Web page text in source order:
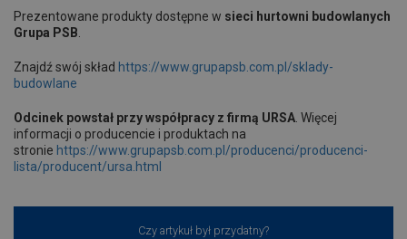
Prezentowane produkty dostępne w sieci hurtowni budowlanych
Grupa PSB
Znajdź swój skład https://www.grupapsb.com.pl/sklady-
budowlane
Odcinek powstał przy współpracy z firmą URSA . Więcej
informacji o producencie i produktach na
stronie https://www.grupapsb.com.pl/producenci/producenci-
lista/producent/ursa.html
Czy artykuł był przydatny?